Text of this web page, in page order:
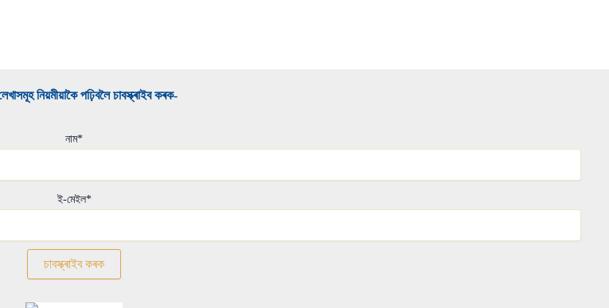
নিয়মীয়াকৈ পঢ়িবলৈ চাবস্ক্ৰাইব কৰক-​
নাম*
ই-মেইল*